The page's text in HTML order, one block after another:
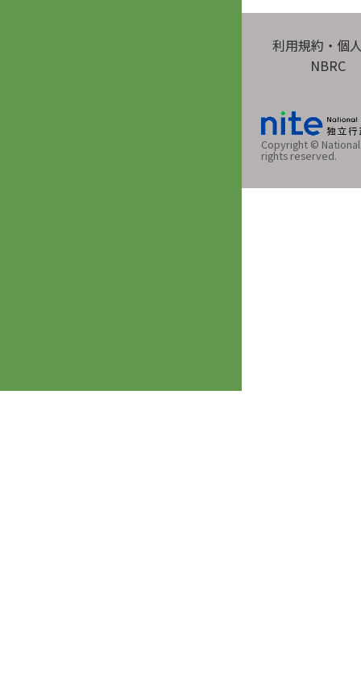
利用規約・個
NBRC
Copyright ©
rights reserved.